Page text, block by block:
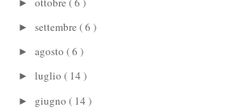
►
► settembre ( 6 )
► agosto ( 6 )
► luglio ( 14 )
► giugno ( 14 )